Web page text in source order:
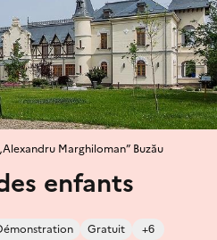
enfants
Gratuit +6
Marghiloman” Buzău